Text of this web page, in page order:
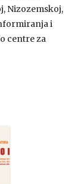
Nizozemskoj,
i
centre za